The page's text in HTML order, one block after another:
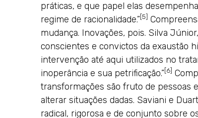
práticas, e que papel elas
regime de racionalidade.”[5]
mudança. Inovações, pois. Silva
conscientes e convictos da exaustão
intervenção até aqui utilizados no
inoperância e sua petrificação.”[6]
transformações são fruto de pessoas
alterar situações dadas. Saviani e
radical, rigorosa e de conjunto sobre